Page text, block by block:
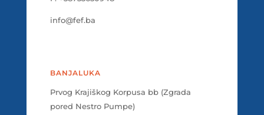
info@fef.ba
BANJALUKA
Prvog Krajiškog Korpusa bb (Zgrada
pored Nestro Pumpe)